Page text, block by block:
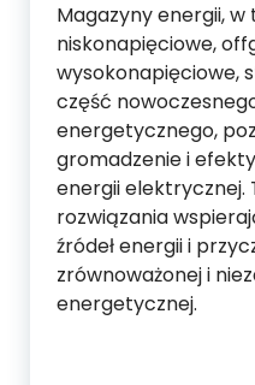
Magazyny energii,
niskonapięciowe,
wysokonapięciowe,
część
energetycznego,
gromadzenie i
energii elektrycznej.
rozwiązania
źródeł energii i
zrównoważonej i
energetycznej.